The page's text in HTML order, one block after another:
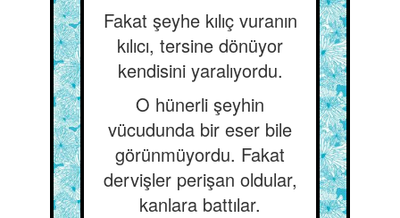
Fakat şeyhe kılıç vuranın
kılıcı, tersine dönüyor
kendisini yaralıyordu.
O hünerli şeyhin
vücudunda bir eser bile
görünmüyordu. Fakat
dervişler perişan oldular,
kanlara battılar.